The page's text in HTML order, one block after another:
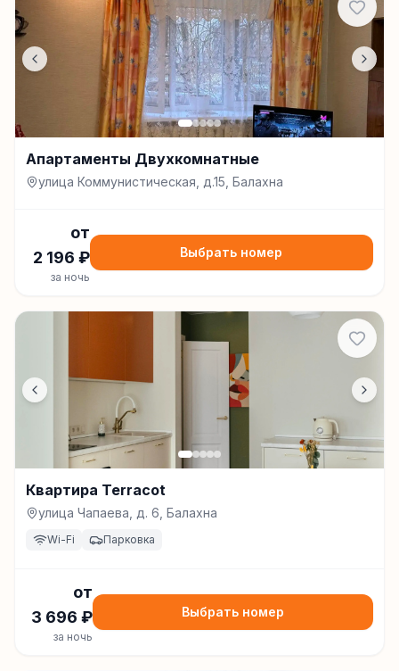
Апартаменты Двухкомнатные
улица Коммунистическая, д.15, Балахна
от
2 196 ₽
за ночь
Выбрать номер
Квартира Terracot
улица Чапаева, д. 6, Балахна
Wi-Fi Парковка
от
3 696 ₽
за ночь
Выбрать номер